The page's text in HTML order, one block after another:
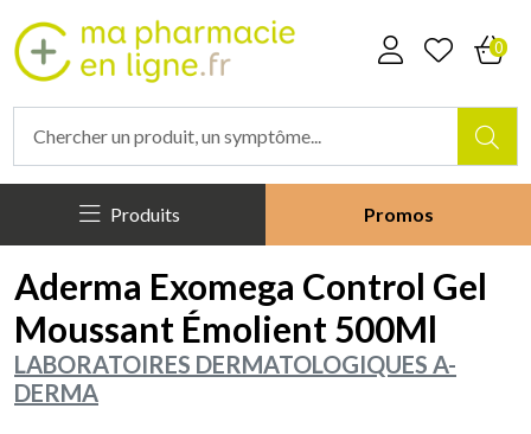
0
Produits Promos
Aderma Exomega Control Gel
Moussant Émolient 500Ml
LABORATOIRES DERMATOLOGIQUES A-
DERMA